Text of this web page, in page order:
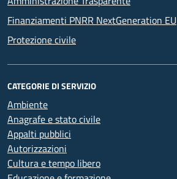
Finanziamenti PNRR NextGeneration EU
Protezione civile
CATEGORIE DI SERVIZIO
Ambiente
Anagrafe e stato civile
Appalti pubblici
Autorizzazioni
Cultura e tempo libero